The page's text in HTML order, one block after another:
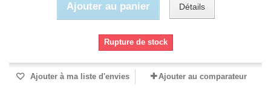
Ajouter au panier Détails
Rupture de stock
Ajouter à ma liste d'envies Ajouter au comparateur